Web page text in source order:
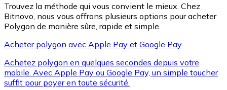
XRP
XRP
Trouvez la méthode qui vous convient le mieux. Chez
Bitnovo, nous vous offrons plusieurs options pour acheter
Polygon de manière sûre, rapide et simple.
Acheter polygon avec Apple Pay et Google Pay
Achetez polygon en quelques secondes depuis votre
mobile. Avec Apple Pay ou Google Pay, un simple toucher
suffit pour payer en toute sécurité.